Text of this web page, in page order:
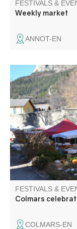
FESTIVALS &
Weekly market
ANNOT-EN
Artisan and
Santa Claus
weighing and
fire and hot
associations.
FESTIVALS &
Colmars
COLMARS-EN